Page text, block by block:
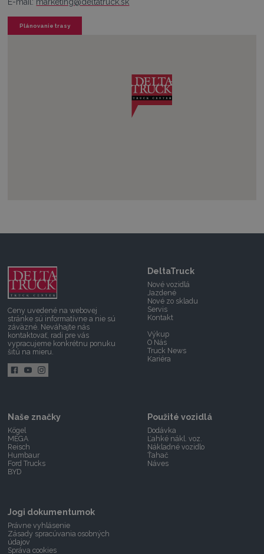
Plánovanie trasy
Ceny uvedené na webovej
stránke sú informatívne a nie sú
záväzné. Neváhajte nás
kontaktovať, radi pre vás
vypracujeme konkrétnu ponuku
šitú na mieru.
DeltaTruck
Nové vozidlá
Jazdené
Nové zo skladu
Servis
Kontakt
Výkup
O Nás
Truck News
Kariéra
Naše značky
Kögel
MEGA
Reisch
Humbaur
Ford Trucks
BYD
Použité vozidlá
Dodávka
Ľahké nákl. voz.
Nákladné vozidlo
Ťahač
Náves
Jogi dokumentumok
Právne vyhlásenie
Zásady spracúvania osobných
údajov
Správa cookies